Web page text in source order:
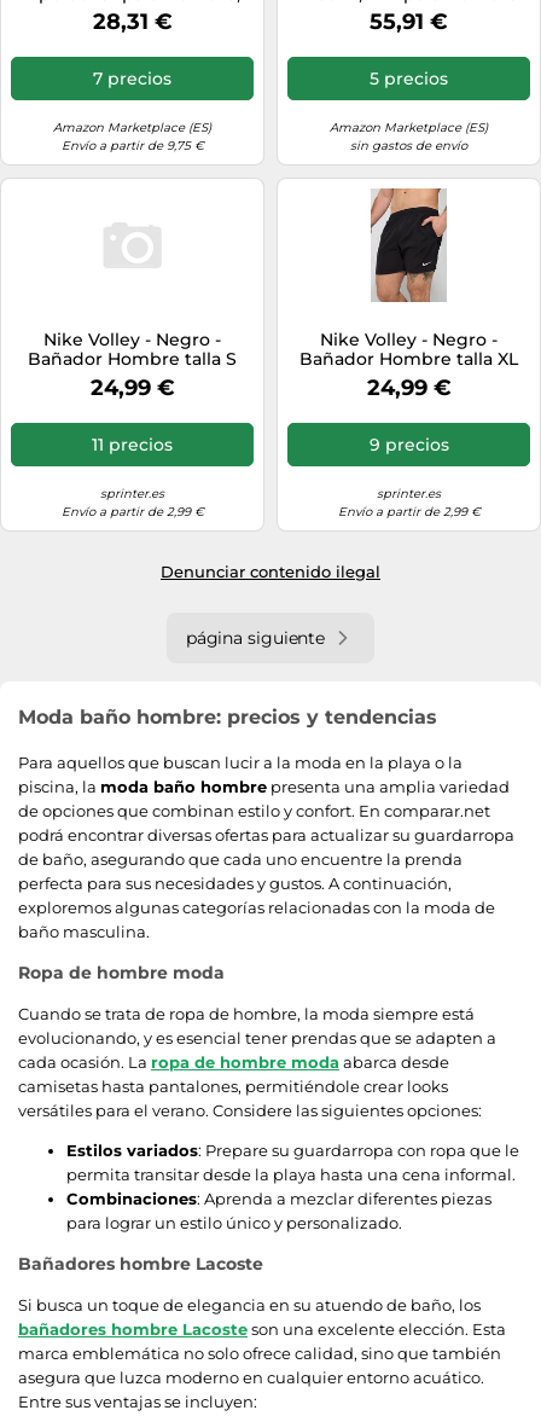
Game Royal, XXL
28,31 €
7 precios
Amazon Marketplace (ES)
Envío a partir de 9,75 €
55,91 €
5 precios
Amazon Marketplace (ES)
sin gastos de envío
Nike Volley - Negro -
Bañador Hombre talla S
24,99 €
11 precios
sprinter.es
Envío a partir de 2,99 €
Nike Volley - Negro -
Bañador Hombre talla XL
24,99 €
9 precios
sprinter.es
Envío a partir de 2,99 €
Denunciar contenido ilegal
página siguiente
Moda baño hombre: precios y tendencias
Para aquellos que buscan lucir a la moda en la playa o la
piscina, la moda baño hombre presenta una amplia variedad
de opciones que combinan estilo y confort. En comparar.net
podrá encontrar diversas ofertas para actualizar su guardarropa
de baño, asegurando que cada uno encuentre la prenda
perfecta para sus necesidades y gustos. A continuación,
exploremos algunas categorías relacionadas con la moda de
baño masculina.
Ropa de hombre moda
Cuando se trata de ropa de hombre, la moda siempre está
evolucionando, y es esencial tener prendas que se adapten a
cada ocasión. La ropa de hombre modaabarca desde
camisetas hasta pantalones, permitiéndole crear looks
versátiles para el verano. Considere las siguientes opciones:
Estilos variados: Prepare su guardarropa con ropa que le
permita transitar desde la playa hasta una cena informal.
Combinaciones: Aprenda a mezclar diferentes piezas
para lograr un estilo único y personalizado.
Bañadores hombre Lacoste
Si busca un toque de elegancia en su atuendo de baño, los
bañadores hombre Lacosteson una excelente elección. Esta
marca emblemática no solo ofrece calidad, sino que también
asegura que luzca moderno en cualquier entorno acuático.
Entre sus ventajas se incluyen: